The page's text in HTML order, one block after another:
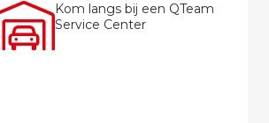
Kom langs bij een QTeam
Service Center